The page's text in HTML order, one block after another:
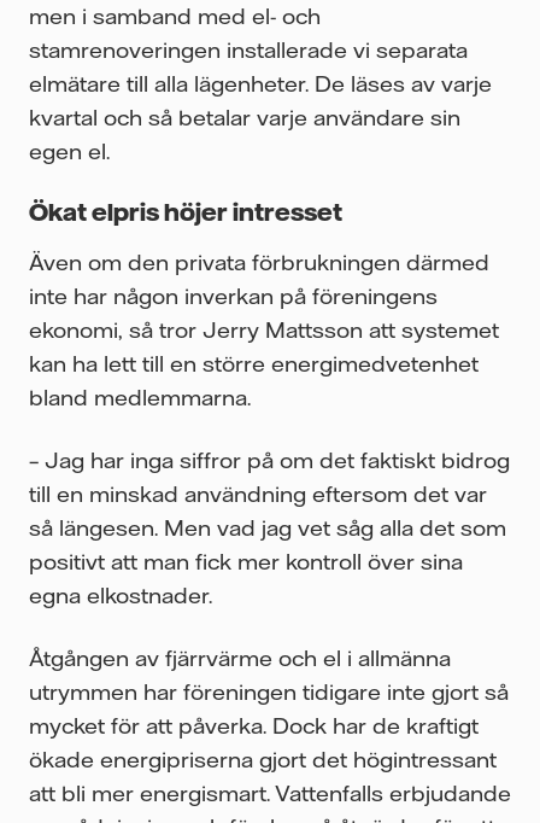
men i samband med el- och
stamrenoveringen installerade vi separata
elmätare till alla lägenheter. De läses av varje
kvartal och så betalar varje användare sin
egen el.
Ökat elpris höjer intresset
Även om den privata förbrukningen därmed
inte har någon inverkan på föreningens
ekonomi, så tror Jerry Mattsson att systemet
kan ha lett till en större energimedvetenhet
bland medlemmarna.
– Jag har inga siffror på om det faktiskt bidrog
till en minskad användning eftersom det var
så längesen. Men vad jag vet såg alla det som
positivt att man fick mer kontroll över sina
egna elkostnader.
Åtgången av fjärrvärme och el i allmänna
utrymmen har föreningen tidigare inte gjort så
mycket för att påverka. Dock har de kraftigt
ökade energipriserna gjort det högintressant
att bli mer energismart. Vattenfalls erbjudande